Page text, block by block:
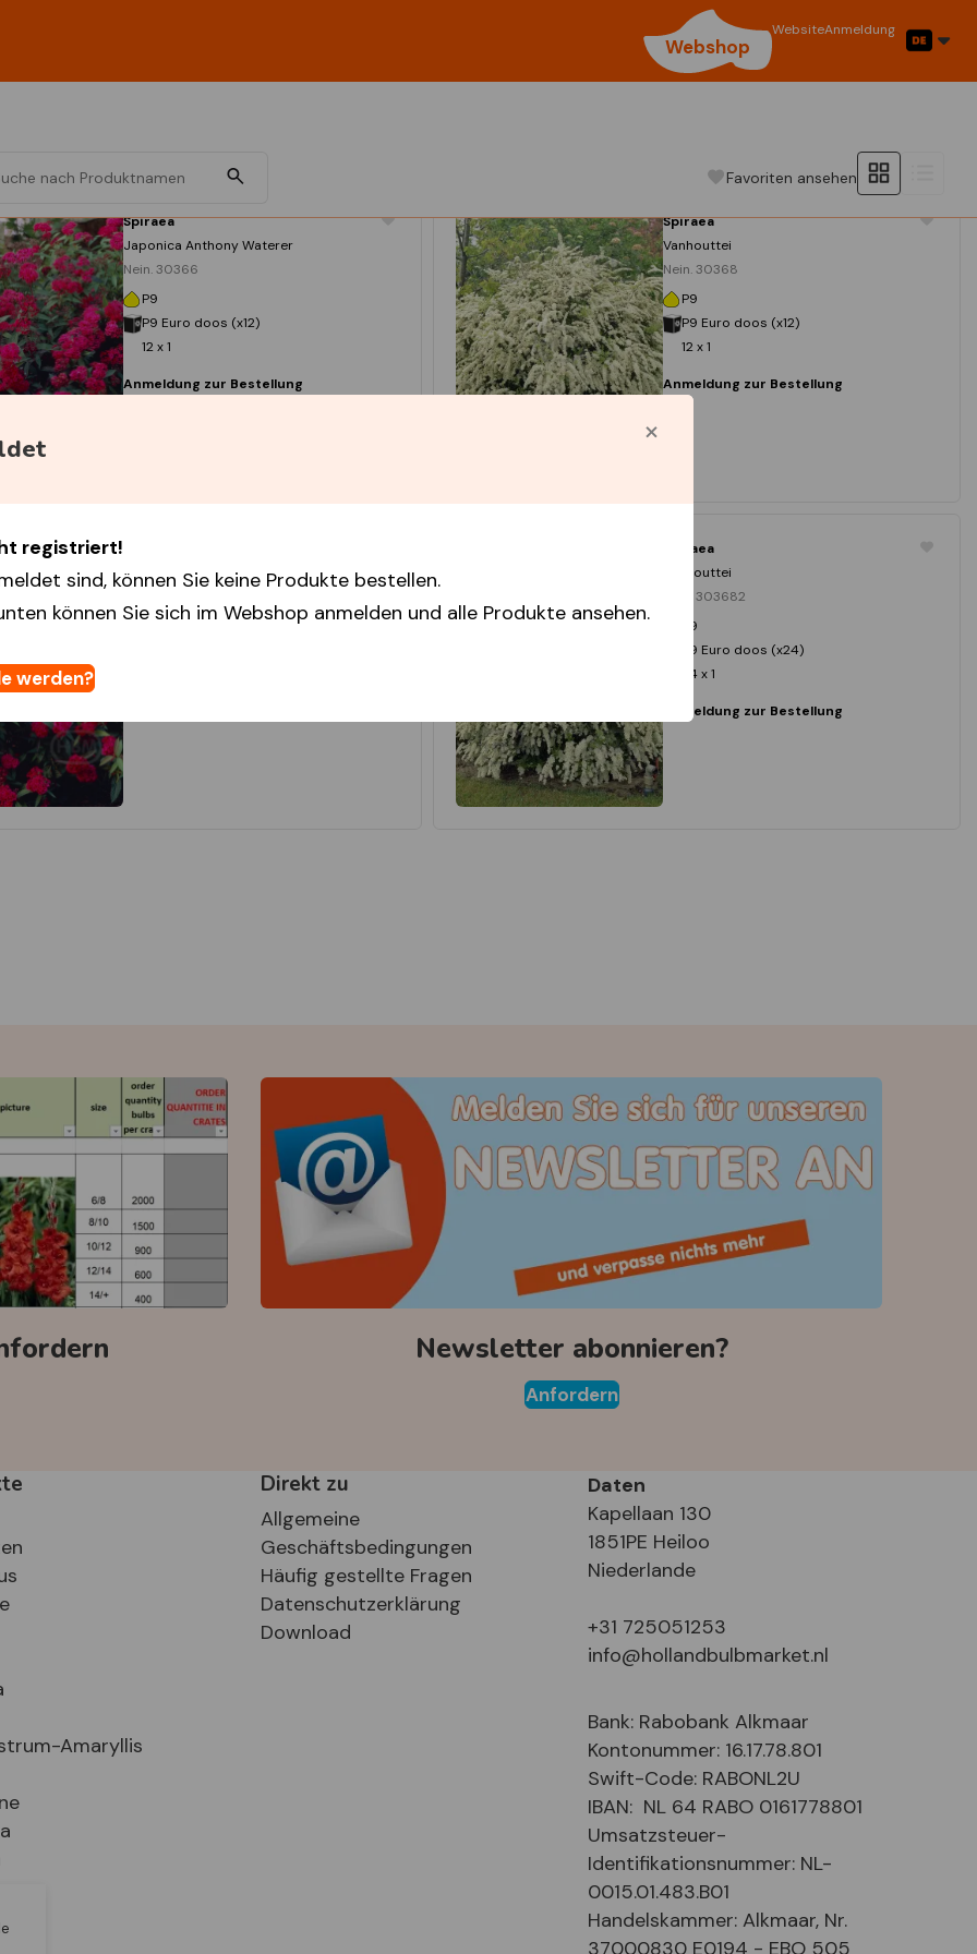
Webshop
WebsiteAnmeldung
registriert!
sind, können Sie keine Produkte bestellen.
können Sie sich im Webshop anmelden und alle Produkte ansehen.
werden?
Favoriten ansehen
Spiraea
Japonica Anthony Waterer
Nein. 30366
P9
P9 Euro doos (x12)
12 x 1
Anmeldung zur Bestellung
Spiraea
Vanhouttei
Nein. 30368
P9
P9 Euro doos (x12)
12 x 1
Anmeldung zur Bestellung
Japonica Anthony Waterer
Spiraea
Vanhouttei
Nein. 303682
P9
P9 Euro doos (x24)
24 x 1
Anmeldung zur Bestellung
Newsletter abonnieren?
Anfordern
Amaryllis
Direkt zu
Allgemeine
Geschäftsbedingungen
Häufig gestellte Fragen
Datenschutzerklärung
Download
Daten
Kapellaan 130
1851PE Heiloo
Niederlande
+31 725051253
info@hollandbulbmarket.nl
Bank: Rabobank Alkmaar
Kontonummer: 16.17.78.801
Swift-Code: RABONL2U
IBAN: NL 64 RABO 0161778801
Umsatzsteuer-
Identifikationsnummer: NL-
0015.01.483.B01
Handelskammer: Alkmaar, Nr.
37000830 E0194 - EBO 505